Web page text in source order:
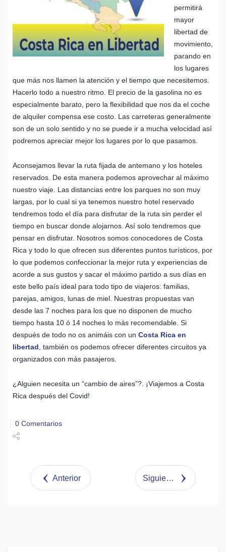
permitirá
mayor
libertad de
movimiento,
parando en
los lugares
que más nos llamen la atención y el tiempo que necesitemos.
Hacerlo todo a nuestro ritmo. El precio de la gasolina no es
especialmente barato, pero la flexibilidad que nos da el coche
de alquiler compensa ese costo. Las carreteras generalmente
son de un solo sentido y no se puede ir a mucha velocidad así
podremos apreciar mejor los lugares por lo que pasamos.
Aconsejamos llevar la ruta fijada de antemano y los hoteles
reservados. De esta manera podemos aprovechar al máximo
nuestro viaje. Las distancias entre los parques no son muy
largas, por lo cual si ya tenemos nuestro hotel reservado
tendremos todo el día para disfrutar de la ruta sin perder el
tiempo en buscar donde alojarnos. Así solo tendremos que
pensar en disfrutar. Nosotros somos conocedores de Costa
Rica y todo lo que ofrecen sus diferentes puntos turísticos, por
lo que podemos confeccionar la mejor ruta y experiencias de
acorde a sus gustos y sacar el máximo partido a sus días en
este bello país ideal para todo tipo de viajeros: familias,
parejas, amigos, lunas de miel. Nuestras propuestas van
desde las 7 noches para los que no disponen de mucho
tiempo hasta 10 ó 14 noches lo más recomendable. Si
después de todo no os animáis con un Costa Rica en
libertad , también os podemos ofrecer diferentes circuitos ya
organizados con más pasajeros.
¿Alguien necesita un “cambio de aires”?. ¡Viajemos a Costa
Rica después del Covid!
0 Comentarios
Tweet
Anterior Siguiente